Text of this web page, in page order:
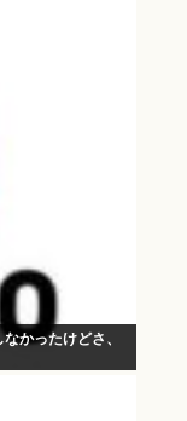
かったけどさ、